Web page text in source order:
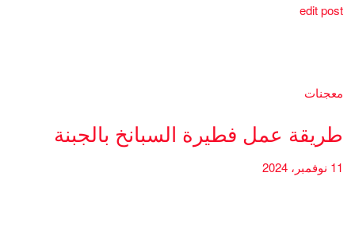
edit post
معجنات
طريقة عمل فطيرة السبانخ بالجبنة
11 نوفمبر، 2024